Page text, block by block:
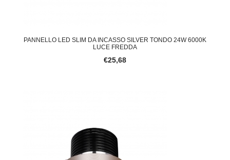
PANNELLO LED SLIM DA INCASSO SILVER TONDO 24W 6000K
LUCE FREDDA
€25,68